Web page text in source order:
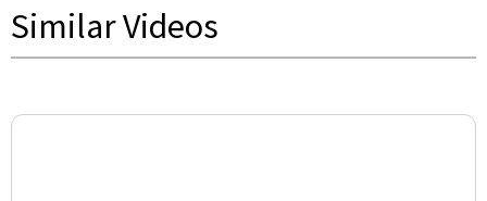
Similar Videos